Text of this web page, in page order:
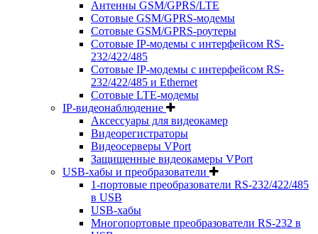
Антенны GSM/GPRS/LTE
Сотовые GSM/GPRS-модемы
Сотовые GSM/GPRS-роутеры
Сотовые IP-модемы с интерфейсом RS-
232/422/485
Сотовые IP-модемы с интерфейсом RS-
232/422/485 и Ethernet
Сотовые LTE-модемы
IP-видеонаблюдение
Аксессуары для видеокамер
Видеорегистраторы
Видеосерверы VPort
Защищенные видеокамеры VPort
USB-хабы и преобразователи
1-портовые преобразователи RS-232/422/485
в USB
USB-хабы
Многопортовые преобразователи RS-232 в